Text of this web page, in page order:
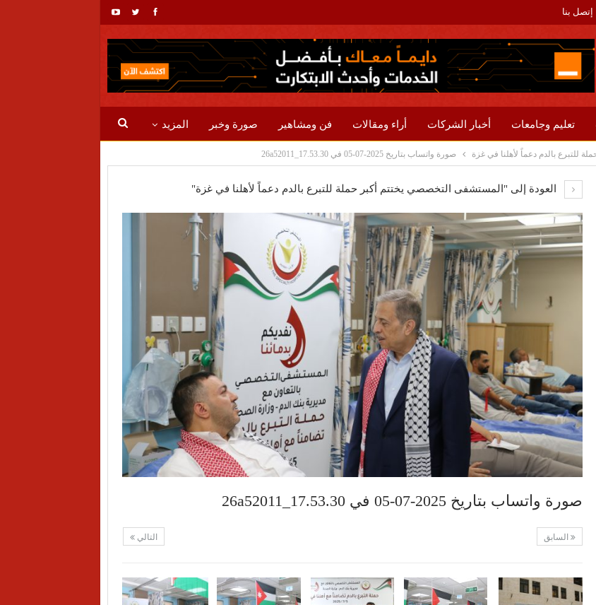
إتصل بنا
تعليم وجامعات أخبار الشركات أراء ومقالات فن ومشاهير صورة وخبر المزيد
للتبرع بالدم دعماً لأهلنا في غزة صورة واتساب بتاريخ 2025-07-05 في 17.53.30_26a52011
العودة إلى "المستشفى التخصصي يختتم أكبر حملة للتبرع بالدم دعماً لأهلنا في غزة"
صورة واتساب بتاريخ 2025-07-05 في 17.53.30_26a52011
التالي السابق